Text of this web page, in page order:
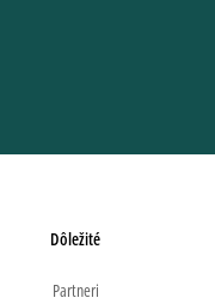
Dôležité
Partneri